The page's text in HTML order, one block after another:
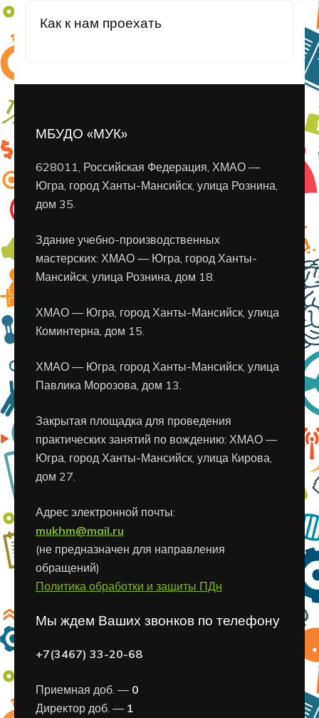
Как к нам проехать
МБУДО «МУК»
628011, Российская Федерация, ХМАО —
Югра, город Ханты-Мансийск, улица Рознина,
дом 35.
Здание учебно-производственных
мастерских: ХМАО — Югра, город Ханты-
Мансийск, улица Рознина, дом 18.
ХМАО — Югра, город Ханты-Мансийск, улица
Коминтерна, дом 15.
ХМАО — Югра, город Ханты-Мансийск, улица
Павлика Морозова, дом 13.
Закрытая площадка для проведения
практических занятий по вождению: ХМАО —
Югра, город Ханты-Мансийск, улица Кирова,
дом 27.
Адрес электронной почты:
mukhm@mail.ru
(не предназначен для направления
обращений)
Политика обработки и защиты ПДн
Мы ждем Ваших звонков по телефону
+7(3467) 33-20-68
Приемная доб. — 0
Директор доб. — 1